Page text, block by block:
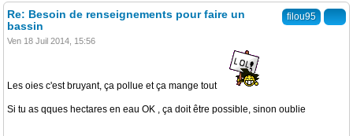
filou95
Re: Besoin de renseignements pour faire un
bassin
Ven 18 Juil 2014, 15:56
Les oies c'est bruyant, ça pollue et ça mange tout
Si tu as qques hectares en eau OK , ça doit être possible, sinon oublie